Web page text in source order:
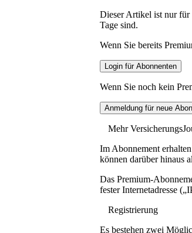
Dieser Artikel ist nur für
Tage sind.
Wenn Sie bereits
Wenn Sie noch kein
Mehr
Im Abonnement
können darüber hinaus
Das Premium-
fester Internetadresse
Registrierung
Es bestehen zwei